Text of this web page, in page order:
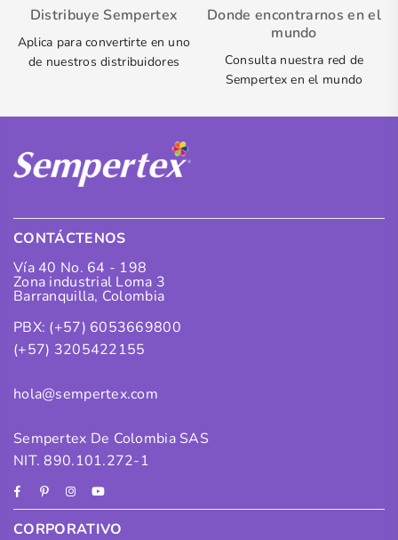
Distribuye Sempertex
Aplica para convertirte en uno
de nuestros distribuidores
Donde encontrarnos en el
mundo
Consulta nuestra red de
Sempertex en el mundo
CONTÁCTENOS
Vía 40 No. 64 - 198
Zona industrial Loma 3
Barranquilla, Colombia
PBX: (+57) 6053669800
(+57) 3205422155
hola@sempertex.com
Sempertex De Colombia SAS
NIT. 890.101.272-1
FacebookPinterestInstagram
YouTube
CORPORATIVO